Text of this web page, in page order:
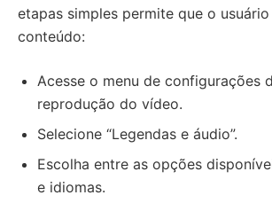
etapas simples permite que o
conteúdo:
Acesse o menu de configurações
reprodução do vídeo.
Selecione “Legendas e áudio”.
Escolha entre as opções
e idiomas.